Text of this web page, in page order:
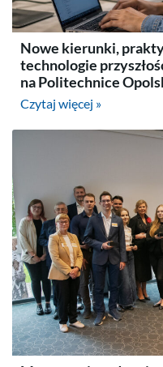
Nowe kierunki,
technologie
na Politechnice
Czytaj więcej »